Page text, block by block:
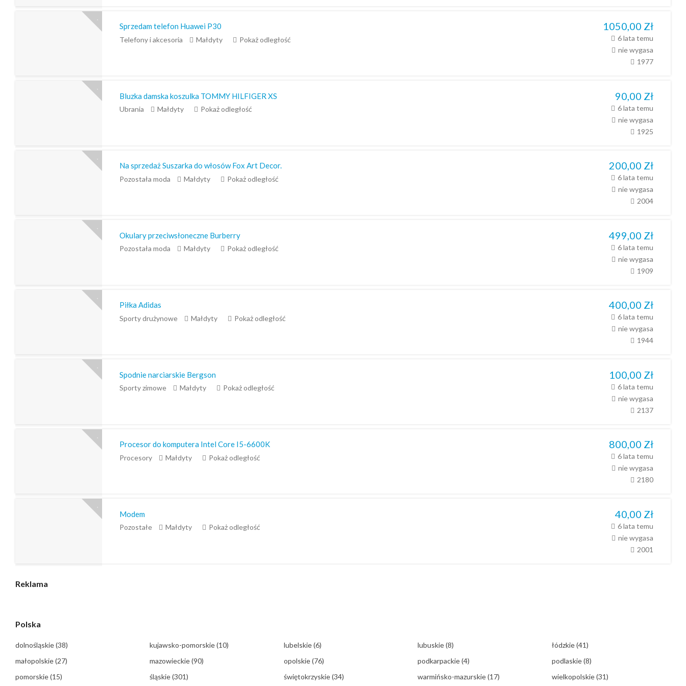
Sprzedam telefon Huawei P30
Telefony i akcesoria Małdyty Pokaż odległość
1050,00 Zł
6 lata temu
nie wygasa
1977
Bluzka damska koszulka TOMMY HILFIGER XS
Ubrania Małdyty Pokaż odległość
90,00 Zł
6 lata temu
nie wygasa
1925
Na sprzedaż Suszarka do włosów Fox Art Decor.
Pozostała moda Małdyty Pokaż odległość
200,00 Zł
6 lata temu
nie wygasa
2004
Okulary przeciwsłoneczne Burberry
Pozostała moda Małdyty Pokaż odległość
499,00 Zł
6 lata temu
nie wygasa
1909
Piłka Adidas
Sporty drużynowe Małdyty Pokaż odległość
400,00 Zł
6 lata temu
nie wygasa
1944
Spodnie narciarskie Bergson
Sporty zimowe Małdyty Pokaż odległość
100,00 Zł
6 lata temu
nie wygasa
2137
Procesor do komputera Intel Core I5-6600K
Procesory Małdyty Pokaż odległość
800,00 Zł
6 lata temu
nie wygasa
2180
Modem
Pozostałe Małdyty Pokaż odległość
40,00 Zł
6 lata temu
nie wygasa
2001
Reklama
Polska
dolnośląskie(38) kujawsko-pomorskie(10) lubelskie(6) lubuskie(8) łódzkie(41)
małopolskie(27) mazowieckie(90) opolskie(76) podkarpackie(4) podlaskie(8)
pomorskie(15) śląskie(301) świętokrzyskie(34) warmińsko-mazurskie(17) wielkopolskie(31)